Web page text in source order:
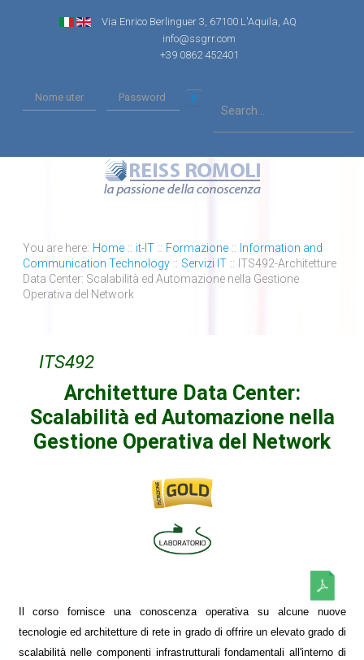
Via Enrico Berlinguer 3, 67100 L'Aquila, AQ
info@ssgrr.com
+39 0862 452401
You are here: Home :: it-IT :: Formazione :: Information and
Communication Technology :: Servizi IT :: ITS492-Architetture
Data Center: Scalabilità ed Automazione nella Gestione
Operativa del Network
ITS492
Architetture Data Center:
Scalabilità ed Automazione nella
Gestione Operativa del Network
Il corso fornisce una conoscenza operativa su alcune nuove
tecnologie ed architetture di rete in grado di offrire un elevato grado di
scalabilità nelle componenti infrastrutturali fondamentali all'interno di